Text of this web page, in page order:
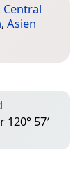
Central
, Asien
120° 57′